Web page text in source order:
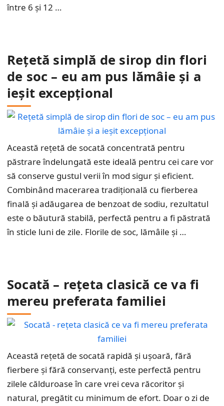
între 6 și 12 …
Rețetă simplă de sirop din flori
de soc – eu am pus lămâie și a
ieșit excepțional
Această rețetă de socată concentrată pentru
păstrare îndelungată este ideală pentru cei care vor
să conserve gustul verii în mod sigur și eficient.
Combinând macerarea tradițională cu fierberea
finală și adăugarea de benzoat de sodiu, rezultatul
este o băutură stabilă, perfectă pentru a fi păstrată
în sticle luni de zile. Florile de soc, lămâile și …
Socată – rețeta clasică ce va fi
mereu preferata familiei
Această rețetă de socată rapidă și ușoară, fără
fierbere și fără conservanți, este perfectă pentru
zilele călduroase în care vrei ceva răcoritor și
natural, pregătit cu minimum de efort. Doar o zi de